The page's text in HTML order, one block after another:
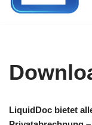
LiquidDoc bietet